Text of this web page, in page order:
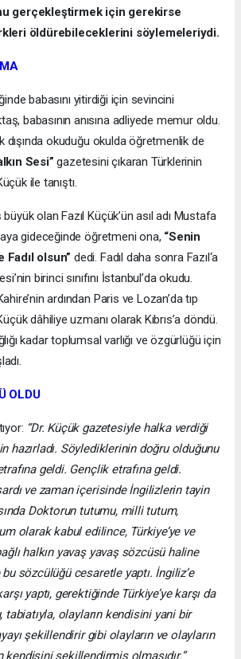
gerçekleştirmek için gerekirse
öldürebileceklerini söylemeleriydi.
babasını yitirdiği için sevincini
babasının anısına adliyede memur oldu.
dışında okuduğu okulda öğretmenlik de
Sesi”gazetesini çıkaran Türklerinin
ile tanıştı.
olan Fazıl Küçük’ün asıl adı Mustafa
gideceğinde öğretmeni ona, “Senin
Fadıl olsun” dedi. Fadıl daha sonra Fazıl‘a
birinci sınıfını İstanbul’da okudu.
ardından Paris ve Lozan’da tıp
dâhiliye uzmanı olarak Kıbrıs’a döndü.
kadar toplumsal varlığı ve özgürlüğü için
OLDU
“Dr. Küçük gazetesiyle halka verdiği
hazırladı. Söylediklerinin doğru olduğunu
geldi. Gençlik etrafına geldi.
ve zaman içerisinde İngilizlerin tayin
Doktorun tutumu, milli tutum,
olarak kabul edilince, Türkiye’ye ve
halkın yavaş yavaş sözcüsü haline
sözcülüğü cesaretle yaptı. İngiliz’e
yaptı, gerektiğinde Türkiye’ye karşı da
tabiatıyla, olayların kendisini yani bir
şekillendirir gibi olayların ve olayların
kendisini şekillendirmiş olmasıdır.”